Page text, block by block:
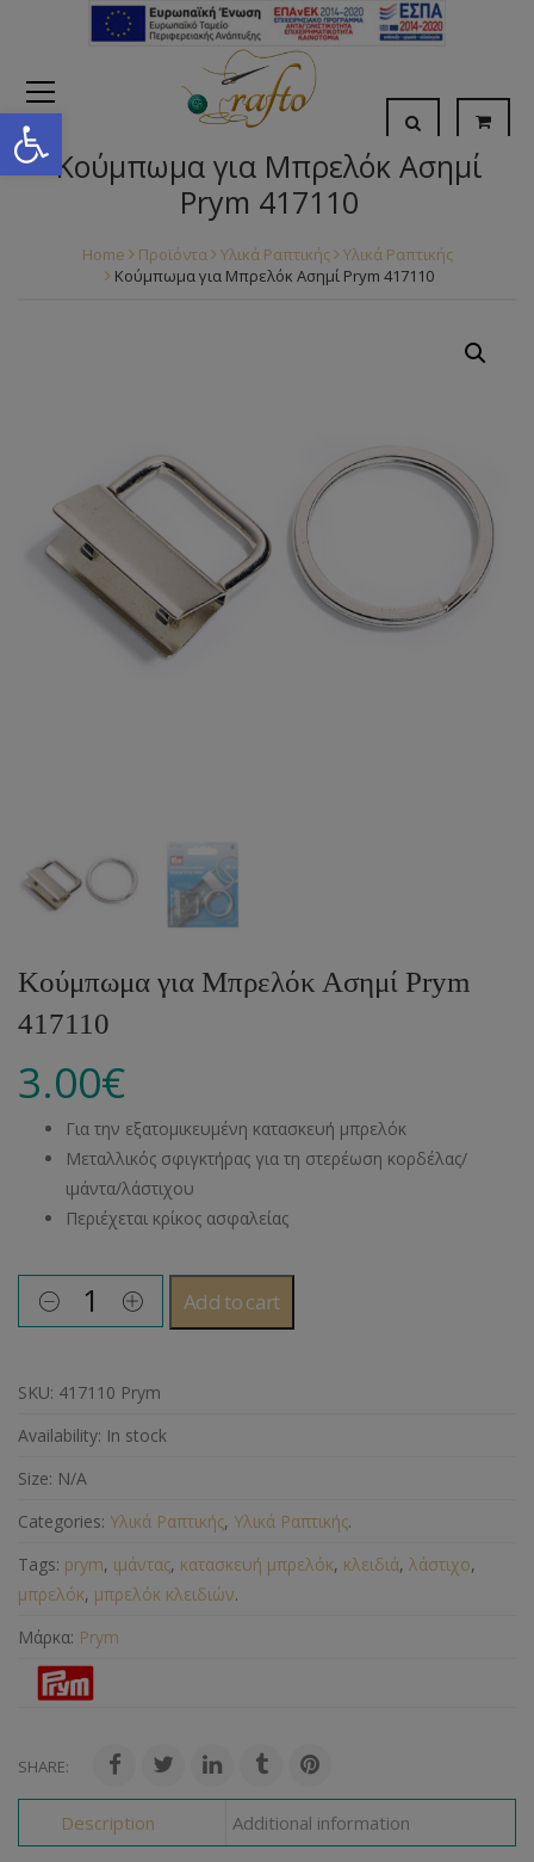
Open toolbar
Κούμπωμα για Μπρελόκ Ασημί
Prym 417110
Home Προϊόντα Υλικά Ραπτικής
Υλικά Ραπτικής
Κούμπωμα για Μπρελόκ Ασημί Prym 417110
Κούμπωμα για Μπρελόκ Ασημί Prym
417110
3.00€
Για την εξατομικευμένη κατασκευή μπρελόκ
Μεταλλικός σφιγκτήρας για τη στερέωση κορδέλας/
ιμάντα/λάστιχου
Περιέχεται κρίκος ασφαλείας
Add to cart
SKU: 417110 Prym
Availability: In stock
Size: N/A
Categories: Υλικά Ραπτικής, Υλικά Ραπτικής.
Tags: prym, ιμάντας, κατασκευή μπρελόκ, κλειδιά, λάστιχο,
μπρελόκ, μπρελόκ κλειδιών.
Μάρκα: Prym
SHARE:
Description Additional information